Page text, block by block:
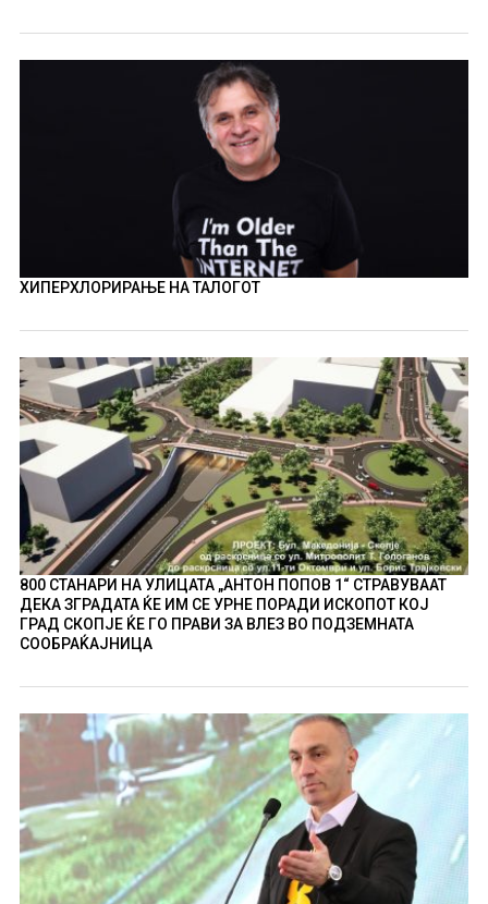
ХИПЕРХЛОРИРАЊЕ НА ТАЛОГОТ
800 СТАНАРИ НА УЛИЦАТА „АНТОН ПОПОВ 1“ СТРАВУВААТ
ДЕКА ЗГРАДАТА ЌЕ ИМ СЕ УРНЕ ПОРАДИ ИСКОПОТ КОЈ
ГРАД СКОПЈЕ ЌЕ ГО ПРАВИ ЗА ВЛЕЗ ВО ПОДЗЕМНАТА
СООБРАЌАЈНИЦА